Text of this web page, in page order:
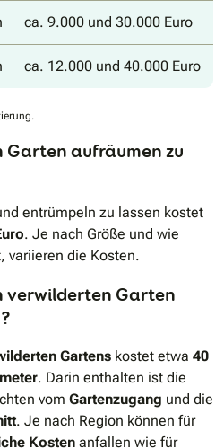
ca. 9.000 und 30.000 Euro
ca. 12.000 und 40.000 Euro
Garten aufräumen zu
entrümpeln zu lassen kostet
. Je nach Größe und wie
variieren die Kosten.
verwilderten Garten
Gartens kostet etwa 40
. Darin enthalten ist die
vom Gartenzugang und die
. Je nach Region können für
Kosten anfallen wie für